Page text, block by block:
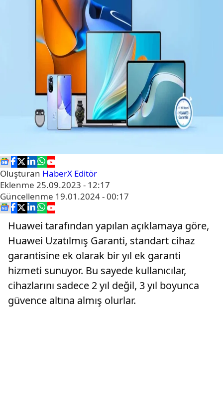
Oluşturan HaberX Editör
Eklenme 25.09.2023 - 12:17
Güncellenme 19.01.2024 - 00:17
Huawei tarafından yapılan açıklamaya göre,
Huawei Uzatılmış Garanti, standart cihaz
garantisine ek olarak bir yıl ek garanti
hizmeti sunuyor. Bu sayede kullanıcılar,
cihazlarını sadece 2 yıl değil, 3 yıl boyunca
güvence altına almış olurlar.